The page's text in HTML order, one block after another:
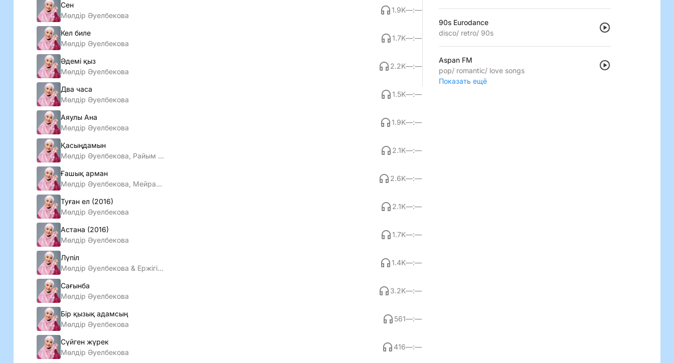
Сен
Мөлдір Әуелбекова
1.9K—:—
Кел биле
Мөлдір Әуелбекова
1.7K—:—
Әдемі қыз
Мөлдір Әуелбекова
2.2K—:—
Два часа
Мөлдір Әуелбекова
1.5K—:—
Аяулы Ана
Мөлдір Әуелбекова
1.9K—:—
Қасыңдамын
Мөлдір Әуелбекова, Райым Уайыс
2.1K—:—
Ғашық арман
Мөлдір Әуелбекова, Мейрамбек Беспаев
2.6K—:—
Туған ел (2016)
Мөлдір Әуелбекова
2.1K—:—
Астана (2016)
Мөлдір Әуелбекова
1.7K—:—
Лүпіл
Мөлдір Әуелбекова & Ержігіт Асанхан
1.4K—:—
Сағынба
Мөлдір Әуелбекова
3.2K—:—
Бір қызық адамсың
Мөлдiр Әуелбекова
561—:—
Сүйген жүрек
Мөлдiр Әуелбекова
416—:—
90s Eurodance
disco retro 90s
Aspan FM
pop
romantic
love songs
Показать ещё